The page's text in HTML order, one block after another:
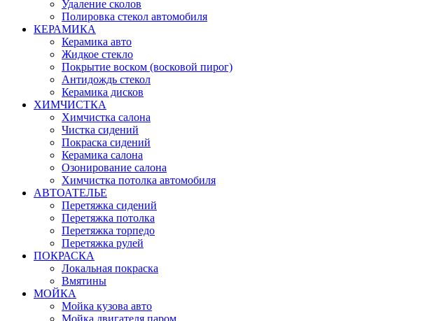
Удаление сколов
Полировка стекол автомобиля
КЕРАМИКА
Керамика авто
Жидкое стекло
Покрытие воском (восковой пирог)
Антидождь стекол
Керамика дисков
ХИМЧИСТКА
Химчистка салона
Чистка сидений
Покраска сидений
Керамика салона
Озонирование салона
Химчистка потолка автомобиля
АВТОАТЕЛЬЕ
Перетяжка сидений
Перетяжка потолка
Перетяжка торпедо
Перетяжка рулей
ПОКРАСКА
Локальная покраска
Вмятины
МОЙКА
Мойка кузова авто
Мойка двигателя паром